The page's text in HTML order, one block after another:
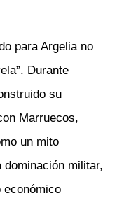
para Argelia no
Durante
su
Marruecos,
un mito
militar,